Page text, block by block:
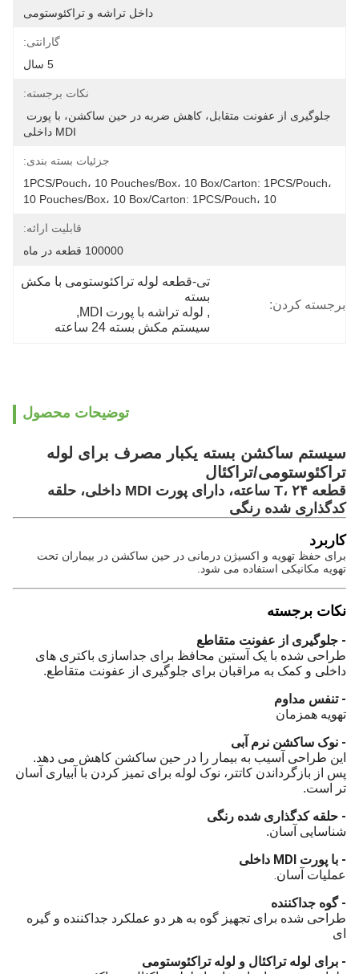
داخل تراشه و تراکئوستومی
گارانتی:
5 سال
نکات برجسته:
جلوگیری از عفونت متقابل، کاهش ضربه در حین ساکشن، با پورت
MDI داخلی
جزئیات بسته بندی:
1PCS/Pouch، 10 Pouches/Box، 10 Box/Carton: 1PCS/Pouch،
10 Pouches/Box، 10 Box/Carton: 1PCS/Pouch، 10
قابلیت ارائه:
100000 قطعه در ماه
برجسته کردن:
تی-قطعه لوله تراکئوستومی با مکش
بسته
, لوله تراشه با پورت MDI
,
سیستم مکش بسته 24 ساعته
توضیحات محصول
سیستم ساکشن بسته یکبار مصرف برای لوله
تراکئوستومی/تراکئال
قطعه T، ۲۴ ساعته، دارای پورت MDI داخلی، حلقه
کدگذاری شده رنگی
کاربرد
برای حفظ تهویه و اکسیژن درمانی در حین ساکشن در بیماران تحت
تهویه مکانیکی استفاده می شود.
نکات برجسته
- جلوگیری از عفونت متقاطع
طراحی شده با یک آستین محافظ برای جداسازی باکتری های
داخلی و کمک به مراقبان برای جلوگیری از عفونت متقاطع.
- تنفس مداوم
تهویه همزمان
- نوک ساکشن نرم آبی
این طراحی آسیب به بیمار را در حین ساکشن کاهش می دهد.
پس از بازگرداندن کاتتر، نوک لوله برای تمیز کردن با آبیاری آسان
تر است.
- حلقه کدگذاری شده رنگی
شناسایی آسان.
- با پورت MDI داخلی
عملیات آسان.
- گوه جداکننده
طراحی شده برای تجهیز گوه به هر دو عملکرد جداکننده و گیره
ای
- برای لوله تراکئال و لوله تراکئوستومی